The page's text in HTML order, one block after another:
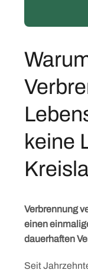
keine
Verbrennung
einen
dauerhaften
Seit